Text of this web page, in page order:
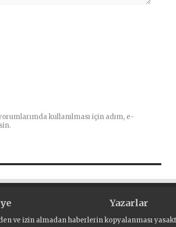
kullanılması için adım, e-
Yazarlar
ve izin almadan haberlerin kopyalanması